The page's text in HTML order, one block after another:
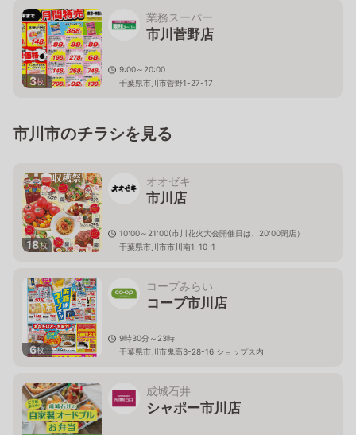
3枚
業務スーパー
市川菅野店
9:00～20:00
千葉県市川市菅野1-27-17
市川市のチラシを見る
18枚
オオゼキ
市川店
10:00～21:00(市川花火大会開催日は、20:00閉店）
千葉県市川市市川南1-10-1
6枚
コープみらい
コープ市川店
9時30分～23時
千葉県市川市鬼高3-28-16 ショップス内
成城石井
シャポー市川店